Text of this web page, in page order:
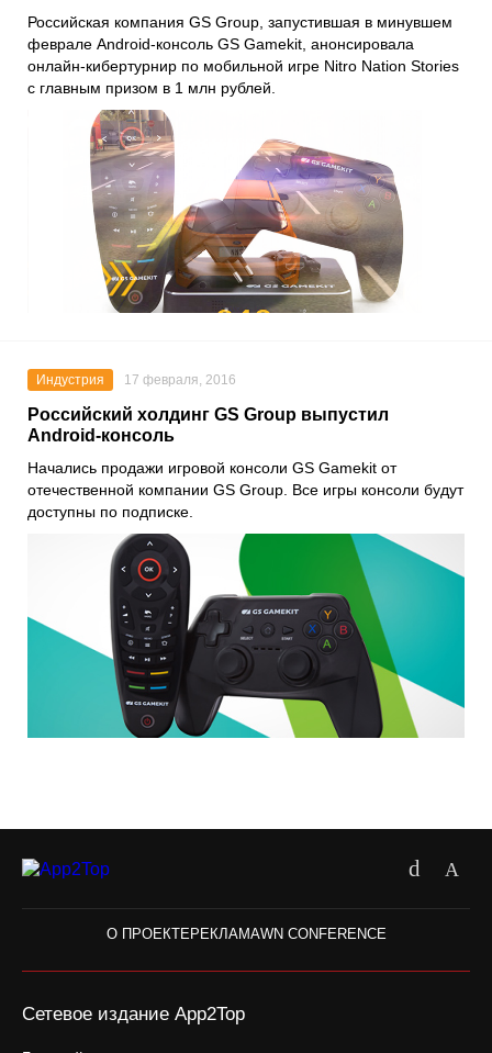
Российская компания GS Group, запустившая в минувшем
феврале Android-консоль GS Gamekit, анонсировала
онлайн-кибертурнир по мобильной игре Nitro Nation Stories
с главным призом в 1 млн рублей.
Индустрия 17 февраля, 2016
Российский холдинг GS Group выпустил
Android-консоль
Начались продажи игровой консоли GS Gamekit от
отечественной компании GS Group. Все игры консоли будут
доступны по подписке.
О ПРОЕКТЕРЕКЛАМАWN CONFERENCE
Сетевое издание App2Top